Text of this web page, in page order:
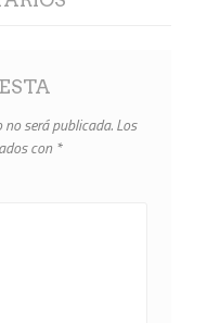
no será publicada.Los
con *